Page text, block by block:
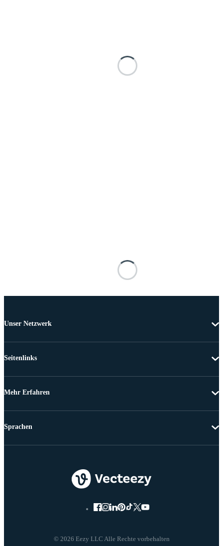
Unser Netzwerk
Seitenlinks
Mehr Erfahren
© 2026 Eezy LLC Alle Rechte vorbehalten
Sprachen